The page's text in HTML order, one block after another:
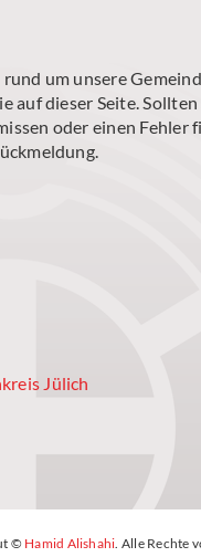
um unsere
auf dieser Seite.
oder einen Fehler
Jülich
© Hamid Alishahi. Alle Rechte